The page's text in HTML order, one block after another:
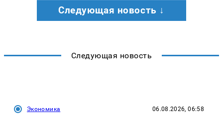
Следующая новость ↓
Следующая новость
Экономика 06.08.2026, 06:58